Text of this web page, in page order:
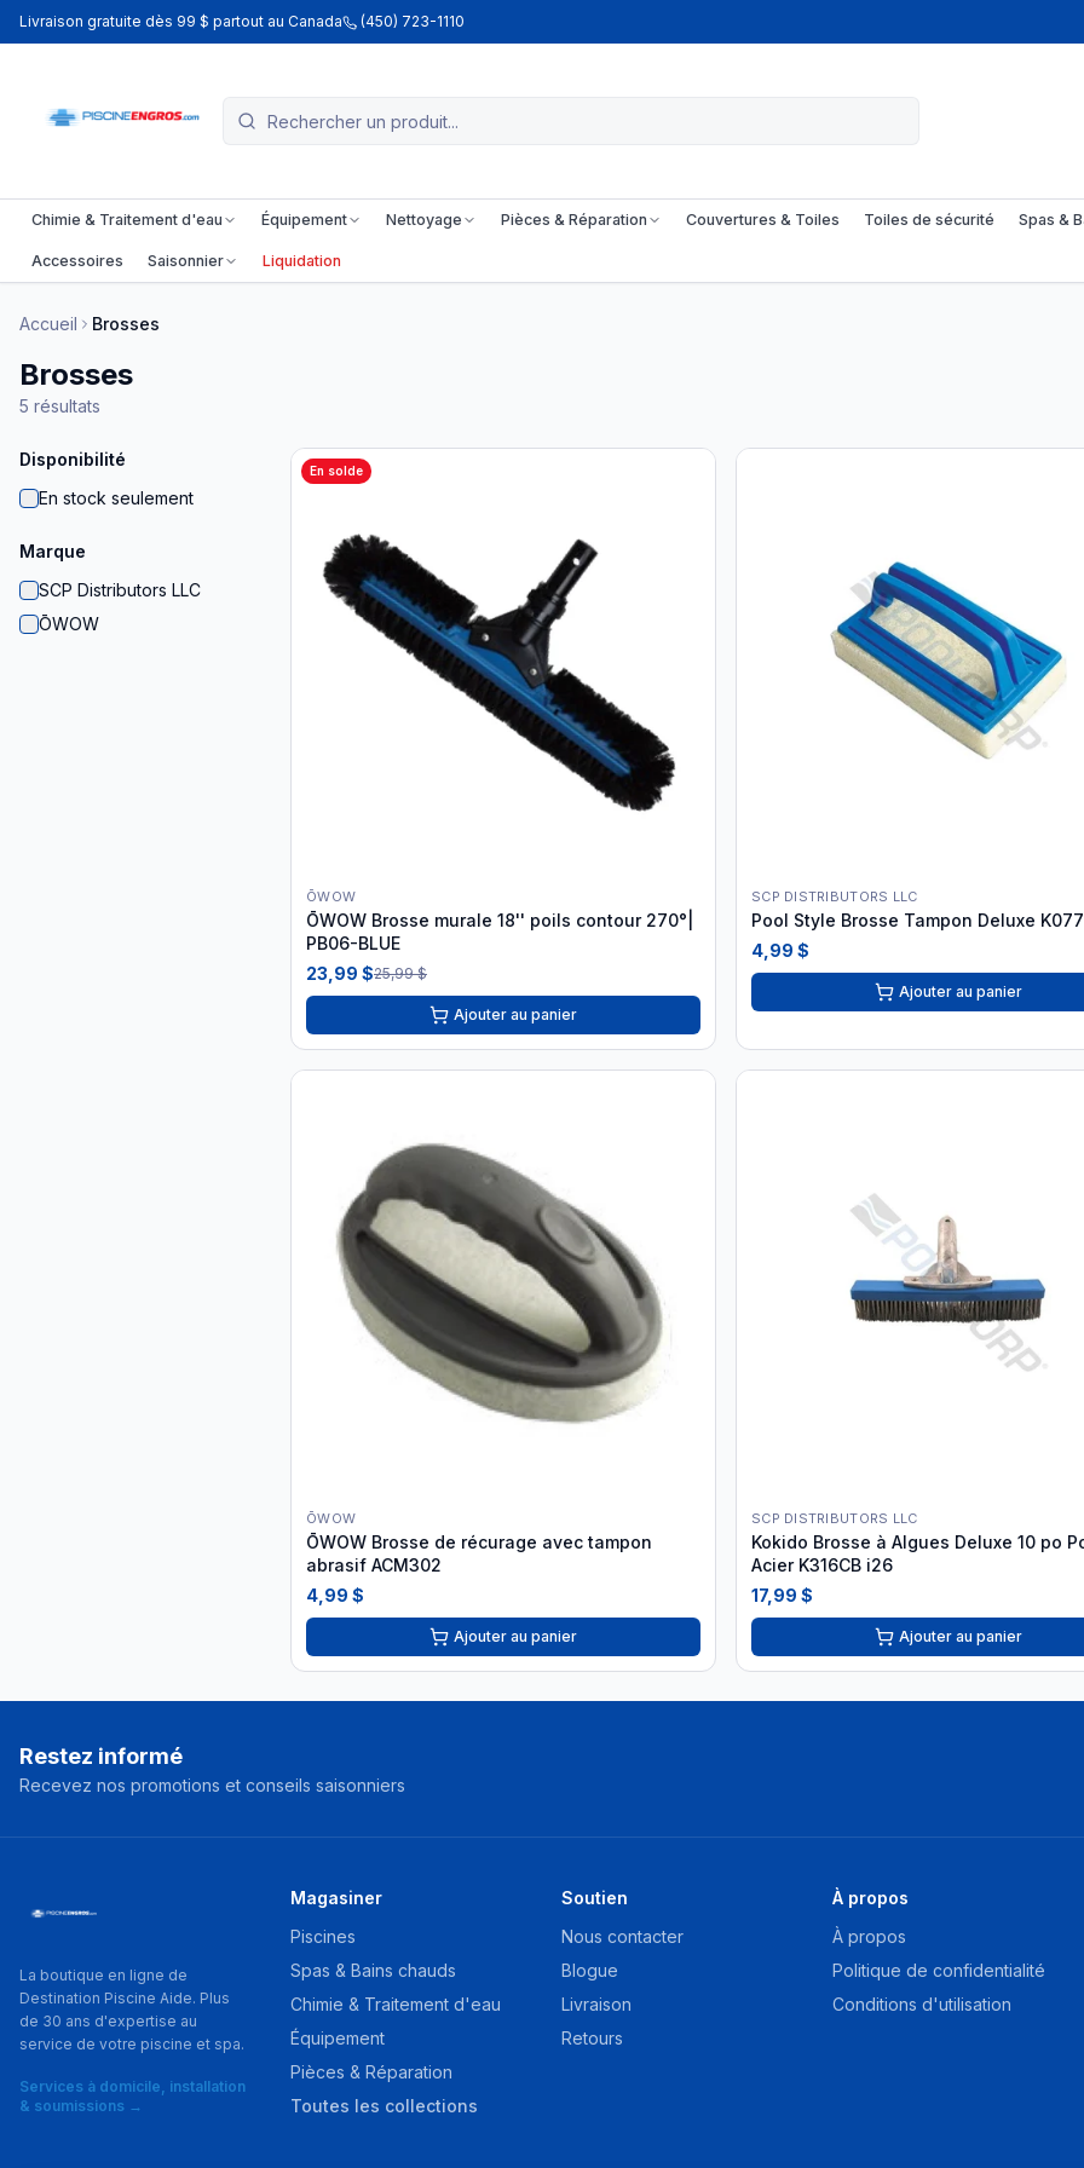
Livraison gratuite dès 99 $ partout au Canada (450) 723-1110
Chimie & Traitement d'eau Équipement Nettoyage Pièces & Réparation Couvertures & Toiles Toiles de sécurité Spas &
Accessoires Saisonnier Liquidation
Accueil Brosses
Brosses
5 résultats
Disponibilité
En stock seulement
Marque
SCP Distributors LLC
ŌWOW
En solde
ŌWOW
ŌWOW Brosse murale 18'' poils contour 270°|
PB06-BLUE
23,99 $25,99 $
Ajouter au panier
SCP DISTRIBUTORS LLC
Pool Style Brosse Tampon Deluxe
4,99 $
Ajouter au panier
ŌWOW
ŌWOW Brosse de récurage avec tampon
abrasif ACM302
4,99 $
Ajouter au panier
SCP DISTRIBUTORS LLC
Kokido Brosse à Algues Deluxe 10 po
Acier K316CB i26
17,99 $
Ajouter au panier
Restez informé
Recevez nos promotions et conseils saisonniers
La boutique en ligne de
Destination Piscine Aide. Plus
de 30 ans d'expertise au
service de votre piscine et spa.
Services à domicile, installation
& soumissions →
Magasiner
Piscines
Spas & Bains chauds
Chimie & Traitement d'eau
Équipement
Pièces & Réparation
Toutes les collections
Soutien
Nous contacter
Blogue
Livraison
Retours
À propos
À propos
Politique de confidentialité
Conditions d'utilisation